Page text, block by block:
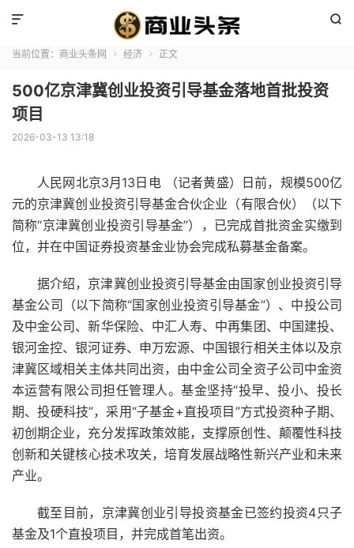


当前位置： 商业头条网  经济  正文
500亿京津冀创业投资引导基金落地首批投资
项目
2026-03-13 13:18
人民网北京3月13日电 （记者黄盛）日前， 规模500亿
元的京津冀创业投资引导基金合伙企业 （有限合伙）（以下
简称“京津冀创业投资引导基金”），已完成首批资金实缴到
位，并在中国证券投资基金业协会完成私募基金备案。
据介绍，京津冀创业投资引导基金由国家创业投资引导
基金公司
（以下简称“国家创业投资引导基金”）、中投公司
及中金公司、新华保险、中汇人寿、中再集团、中国建投、
银河金控、银河证券、申万宏源、 中国银行相关主体以及京
津冀区域相关主体共同出资，由中金公司全资子公司 中金资
本运营有限公司担任管理人。基金坚持“投早、投小、投长
期、投硬科技”，采用“子基金+直投项目 ”方式投资种子期、
初创期企业，充分发挥政策效能，支撑原创性、颠覆性科技
创新和关键核心技术攻关，培育发展战略性新兴产业和未来
产业。
截至目前，京津冀创业引导投资基金已签约投资4只子
基金及1个直投项目，并完成首笔出资。